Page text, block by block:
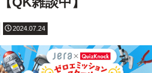
2024.07.24